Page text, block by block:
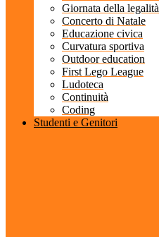
Giornata della legalità
Concerto di Natale
Educazione civica
Curvatura sportiva
Outdoor education
First Lego League
Ludoteca
Continuità
Coding
Studenti e Genitori